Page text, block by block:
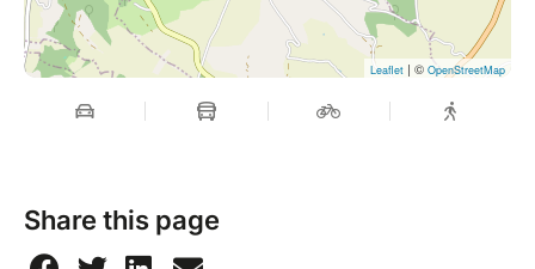
Leaflet | © OpenStreetMap
Share this page